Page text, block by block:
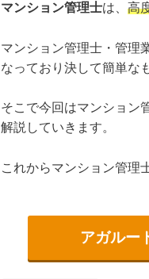
マンション管理士は、 高
マンション管理士・管理
なっており決して簡単な
そこで今回はマンション
解説していきます。
これからマンション管理
アガルー